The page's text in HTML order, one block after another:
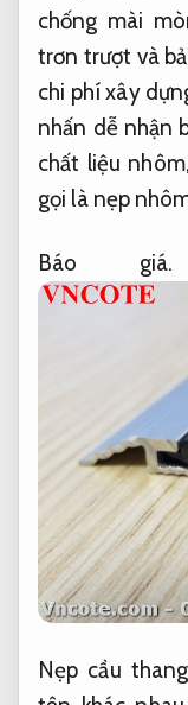
chống mài
trơn trượt và
chi phí xây
nhấn dễ nhận
chất liệu nhôm,
gọi là nẹp
Báo giá.
Nẹp cầu